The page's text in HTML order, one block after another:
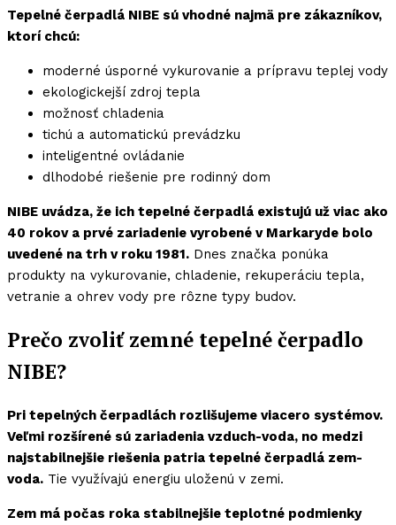
Tepelné čerpadlá NIBE sú vhodné najmä pre zákazníkov,
ktorí chcú:
moderné úsporné vykurovanie a prípravu teplej vody
ekologickejší zdroj tepla
možnosť chladenia
tichú a automatickú prevádzku
inteligentné ovládanie
dlhodobé riešenie pre rodinný dom
NIBE uvádza, že ich tepelné čerpadlá existujú už viac ako
40 rokov a prvé zariadenie vyrobené v Markaryde bolo
uvedené na trh v roku 1981. Dnes značka ponúka
produkty na vykurovanie, chladenie, rekuperáciu tepla,
vetranie a ohrev vody pre rôzne typy budov.
Prečo zvoliť zemné tepelné čerpadlo
NIBE?
Pri tepelných čerpadlách rozlišujeme viacero systémov.
Veľmi rozšírené sú zariadenia vzduch-voda, no medzi
najstabilnejšie riešenia patria tepelné čerpadlá zem-
voda. Tie využívajú energiu uloženú v zemi.
Zem má počas roka stabilnejšie teplotné podmienky